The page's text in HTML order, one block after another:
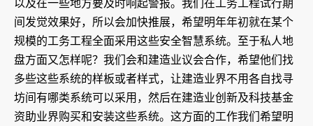
以及在一些地方要及时响起警报。我们在工务工程试行期
间发觉效果好，所以会加快推展，希望明年年初就在某个
规模的工务工程全面采用这些安全智慧系统。至于私人地
盘方面又怎样呢？我们会和建造业议会合作，希望他们找
多些这些系统的样板或者样式，让建造业界不用各自找寻
坊间有哪类系统可以采用，然后在建造业创新及科技基金
资助业界购买和安装这些系统。这方面的工作我们希望明